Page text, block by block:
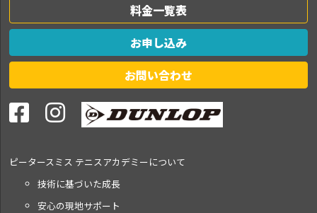
料金一覧表
お申し込み
お問い合わせ
ピータースミス テニスアカデミーについて
技術に基づいた成長
安心の現地サポート